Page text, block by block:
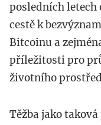
posledních letech
cestě k
Bitcoinu a
příležitosti pro
životního
Těžba jako